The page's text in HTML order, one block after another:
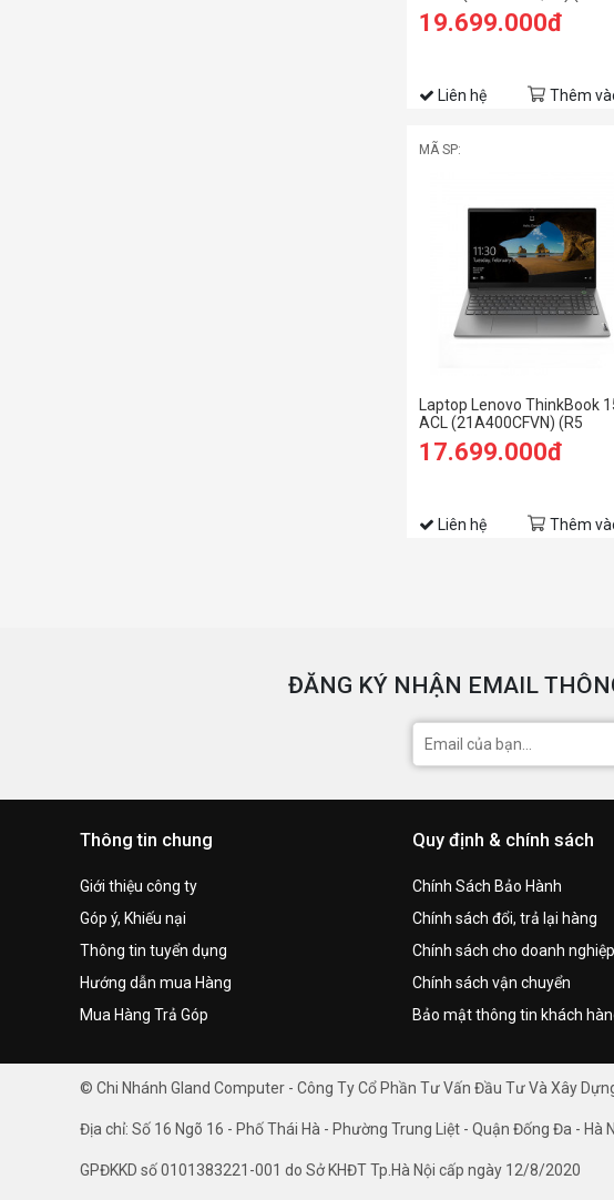
1135G7/8GB RAM/256GB
SSD/15.6 FHD/Dos/Đen)
19.699.000đ
Liên hệ Thêm
MÃ SP:
Laptop Lenovo ThinkBook
ACL (21A400CFVN) (R5
5500U/8GB RAM/512GB
SSD/15.6 FHD/Win11/Xám)
17.699.000đ
Liên hệ Thêm
ĐĂNG KÝ NHẬN EMAIL
Thông tin chung
Giới thiệu công ty
Góp ý, Khiếu nại
Thông tin tuyển dụng
Hướng dẫn mua Hàng
Mua Hàng Trả Góp
Quy định & chính sách
Chính Sách Bảo Hành
Chính sách đổi, trả lại hàng
Chính sách cho doanh nghiệp
Chính sách vận chuyển
Bảo mật thông tin khách
© Chi Nhánh Gland Computer - Công Ty Cổ Phần Tư Vấn Đầu Tư Và Xây
Địa chỉ: Số 16 Ngõ 16 - Phố Thái Hà - Phường Trung Liệt - Quận Đống Đa - Hà
GPĐKKD số 0101383221-001 do Sở KHĐT Tp.Hà Nội cấp ngày 12/8/2020